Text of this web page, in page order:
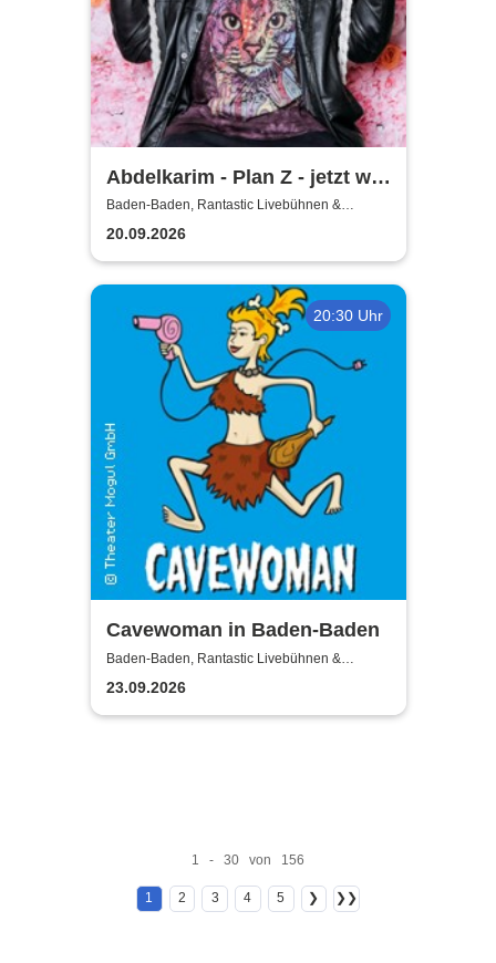
Abdelkarim - Plan Z - jetzt will
er´s wissen!
Baden-Baden, Rantastic Livebühnen &
Eventlocations
20.09.2026
20:30 Uhr
Cavewoman in Baden-Baden
Baden-Baden, Rantastic Livebühnen &
Eventlocations
23.09.2026
1 - 30 von 156
1 2 3 4 5 ❯ ❯❯